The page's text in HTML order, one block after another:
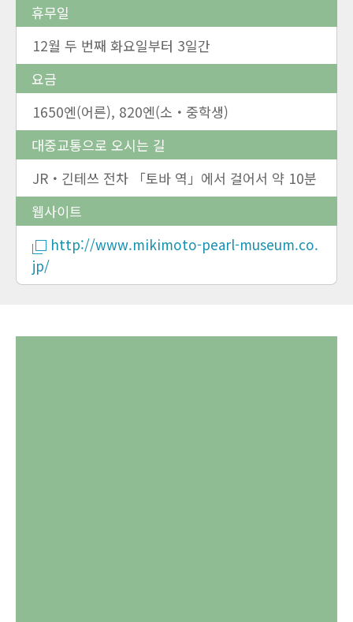
휴무일
12월 두 번째 화요일부터 3일간
요금
1650엔(어른), 820엔(소・중학생)
대중교통으로 오시는 길
JR・긴테쓰 전차 「토바 역」에서 걸어서 약 10분
웹사이트
http://www.mikimoto-pearl-museum.co.
jp/